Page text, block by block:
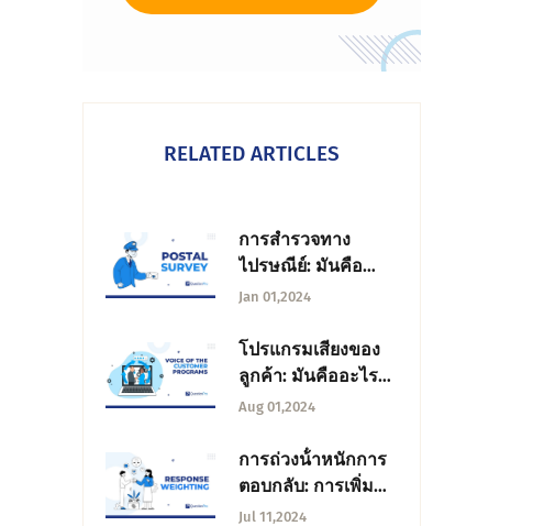
RELATED ARTICLES
การสํารวจทาง
ไปรษณีย์: มันคือ
อะไรข้อเสีย + ทาง
Jan 01,2024
โปรแกรมเสียงของ
ลูกค้า: มันคืออะไร
การใช้งาน
Aug 01,2024
การถ่วงน้ําหนักการ
ตอบกลับ: การเพิ่ม
ความแม่นยําในแบบ
Jul 11,2024